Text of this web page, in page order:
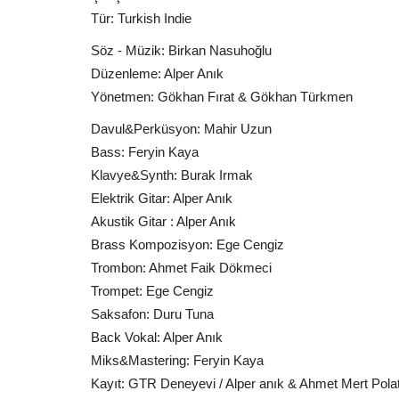
Tür: Turkish Indie
Söz - Müzik: Birkan Nasuhoğlu
Düzenleme: Alper Anık
Yönetmen: Gökhan Fırat & Gökhan Türkmen
Davul&Perküsyon: Mahir Uzun
Bass: Feryin Kaya
Klavye&Synth: Burak Irmak
Elektrik Gitar: Alper Anık
Akustik Gitar : Alper Anık
Brass Kompozisyon: Ege Cengiz
Trombon: Ahmet Faik Dökmeci
Trompet: Ege Cengiz
Saksafon: Duru Tuna
Back Vokal: Alper Anık
Miks&Mastering: Feryin Kaya
Kayıt: GTR Deneyevi / Alper anık & Ahmet Mert
Günaydın Mesajları
Yeni hafta size cesaret versin
Güzel Sözler
Yürümeye çalışan bebek gibisin Adım atmaya
Olduğun yerde sayarak bir...